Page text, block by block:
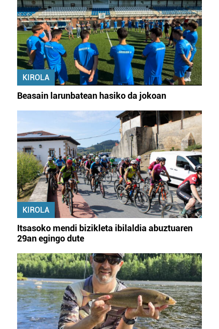
KIROLA
Beasain larunbatean hasiko da jokoan
KIROLA
Itsasoko mendi bizikleta ibilaldia abuztuaren
29an egingo dute